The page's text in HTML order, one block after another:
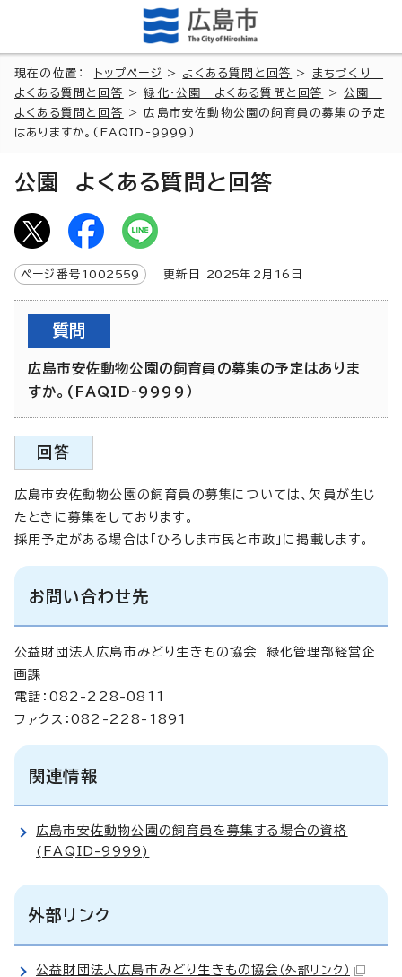
現在の位置： トップページ > よくある質問と回答 > まちづくり
よくある質問と回答
>緑化・公園 よくある質問と回答 >公園
よくある質問と回答
> 広島市安佐動物公園の飼育員の募集の予定
はありますか。(FAQID-9999）
公園 よくある質問と回答
ページ番号 1002559 更新日 2025年2月 16 日
質問
広島市安佐動物公園の飼育員の募集の予定はありま
すか。(FAQID-9999）
回答
広島市安佐動物公園の飼育員の募集については、欠員が生じ
たときに募集をしております。
採用予定がある場合は「ひろしま市民と市政」に掲載します。
お問い合わせ先
公益財団法人広島市みどり生きもの協会 緑化管理部経営企
画課
電話：082-228-0811
ファクス：082-228-1891
関連情報
広島市安佐動物公園の飼育員を募集する場合の資格
(FAQID-9999)
外部リンク
公益財団法人広島市みどり生きもの協会 （外部リンク）